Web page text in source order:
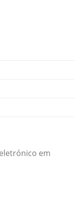
em